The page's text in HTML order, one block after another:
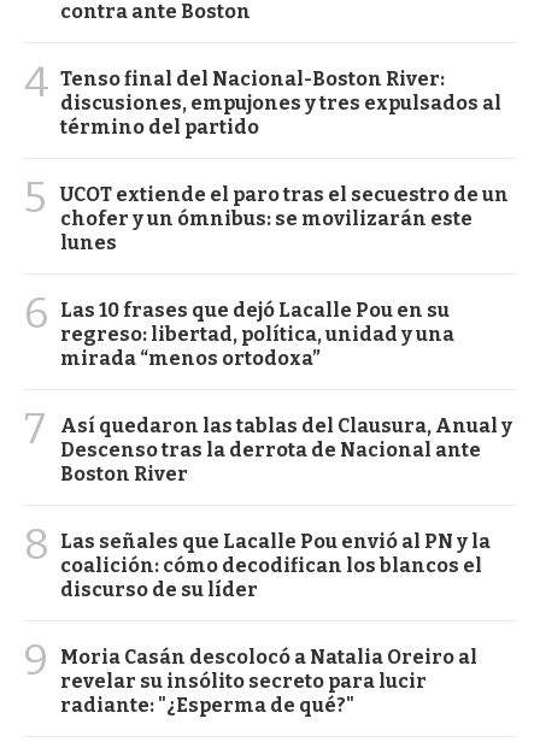
contra ante Boston
4 Tenso final del Nacional-Boston River:
discusiones, empujones y tres expulsados al
término del partido
5
UCOT extiende el paro tras el secuestro de un
chofer y un ómnibus: se movilizarán este
lunes
6
Las 10 frases que dejó Lacalle Pou en su
regreso: libertad, política, unidad y una
mirada “menos ortodoxa”
7
Así quedaron las tablas del Clausura, Anual y
Descenso tras la derrota de Nacional ante
Boston River
8
Las señales que Lacalle Pou envió al PN y la
coalición: cómo decodifican los blancos el
discurso de su líder
9
Moria Casán descolocó a Natalia Oreiro al
revelar su insólito secreto para lucir
radiante: "¿Esperma de qué?"